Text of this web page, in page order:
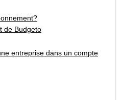
de Budgeto
entreprise dans un compte